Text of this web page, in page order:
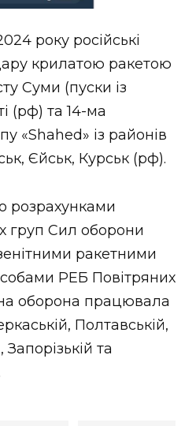
(відеоверсія)
НОВИНИ
УКРАЇНИ
року російські
крилатою ракетою
Суми (пуски із
(рф) та 14-ма
«Shahed» із районів
Єйськ, Курськ (рф).
розрахунками
груп Сил оборони
ракетними
РЕБ Повітряних
оборона працювала
Полтавській,
та